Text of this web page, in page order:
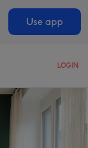
Use app
LOGIN